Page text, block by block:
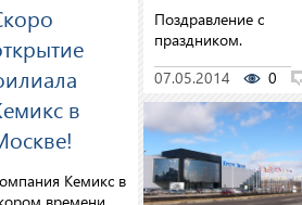
в
Кемикс в
времени
Поздравление с
праздником.
07.05.2014
0